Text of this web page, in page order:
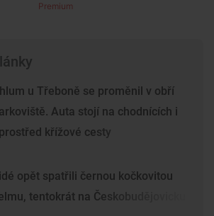
Premium
u Třeboně se proměnil v obří
Auta stojí na chodnících i
křížové cesty
opět spatřili černou kočkovitou
tentokrát na Českobudějovicku